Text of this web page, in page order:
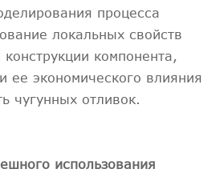
процесса
локальных свойств
компонента,
ее экономического влияния
чугунных отливок.
использования